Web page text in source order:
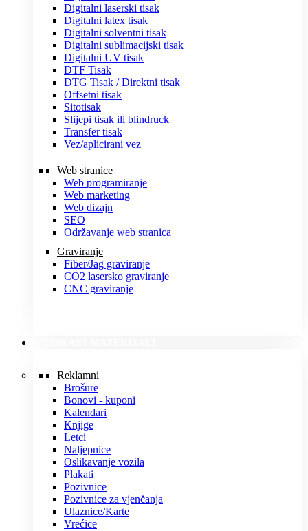
Digitalni laserski tisak
Digitalni latex tisak
Digitalni solventni tisak
Digitalni sublimacijski tisak
Digitalni UV tisak
DTF Tisak
DTG Tisak / Direktni tisak
Offsetni tisak
Sitotisak
Slijepi tisak ili blindruck
Transfer tisak
Vez/aplicirani vez
Web stranice
Web programiranje
Web marketing
Web dizajn
SEO
Održavanje web stranica
Graviranje
Fiber/Jag graviranje
CO2 lasersko graviranje
CNC graviranje
Reklamni
Brošure
Bonovi - kuponi
Kalendari
Knjige
Letci
Naljepnice
Oslikavanje vozila
Plakati
Pozivnice
Pozivnice za vjenčanja
Ulaznice/Karte
Vrećice